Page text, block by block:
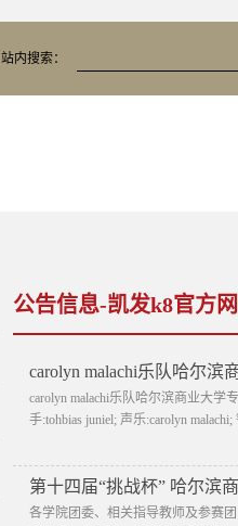
站内搜索：
公告信息-凯发k8官方网
carolyn malachi乐队哈尔滨
carolyn malachi乐队哈尔滨商业大学
手:tohbias juniel; 声乐:carolyn
第十四届“挑战杯” 哈尔滨
各学院团委、相关指导教师及参赛